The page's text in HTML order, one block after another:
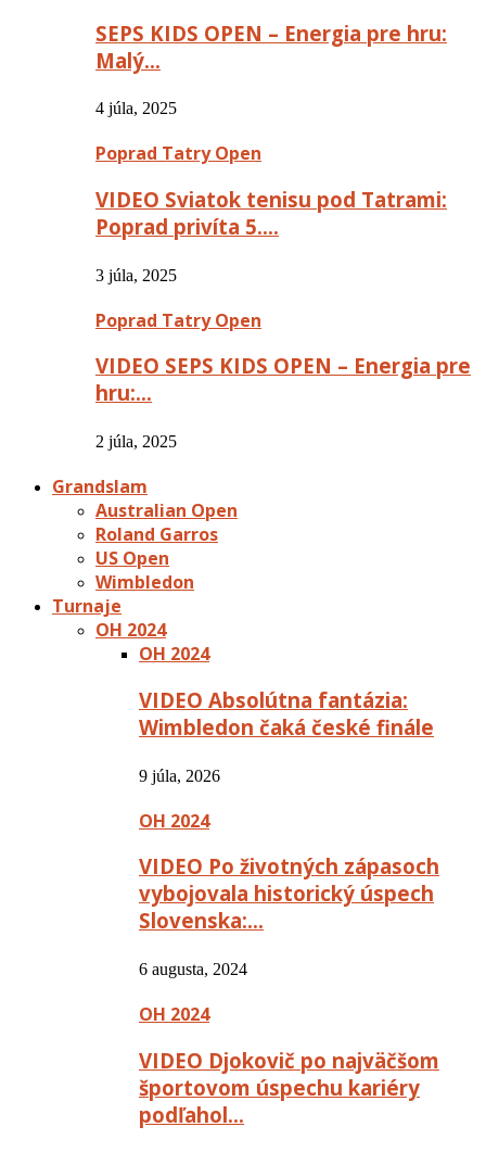
SEPS KIDS OPEN – Energia pre hru:
Malý…
4 júla, 2025
Poprad Tatry Open
VIDEO Sviatok tenisu pod Tatrami:
Poprad privíta 5….
3 júla, 2025
Poprad Tatry Open
VIDEO SEPS KIDS OPEN – Energia pre
hru:…
2 júla, 2025
Grandslam
Australian Open
Roland Garros
US Open
Wimbledon
Turnaje
OH 2024
OH 2024
VIDEO Absolútna fantázia:
Wimbledon čaká české finále
9 júla, 2026
OH 2024
VIDEO Po životných zápasoch
vybojovala historický úspech
Slovenska:…
6 augusta, 2024
OH 2024
VIDEO Djokovič po najväčšom
športovom úspechu kariéry
podľahol…